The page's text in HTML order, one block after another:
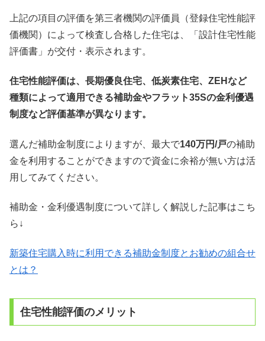
上記の項目の評価を第三者機関の評価員（登録住宅性能評
価機関）によって検査し合格した住宅は、「設計住宅性能
評価書」が交付・表示されます。
住宅性能評価は、長期優良住宅、低炭素住宅、ZEHなど
種類によって適用できる補助金やフラット35Sの金利優遇
制度など評価基準が異なります。
選んだ補助金制度によりますが、最大で140万円/戸の補助
金を利用することができますので資金に余裕が無い方は活
用してみてください。
補助金・金利優遇制度について詳しく解説した記事はこち
ら↓
新築住宅購入時に利用できる補助金制度とお勧めの組合せ
とは？
住宅性能評価のメリット